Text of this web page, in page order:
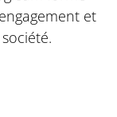
et